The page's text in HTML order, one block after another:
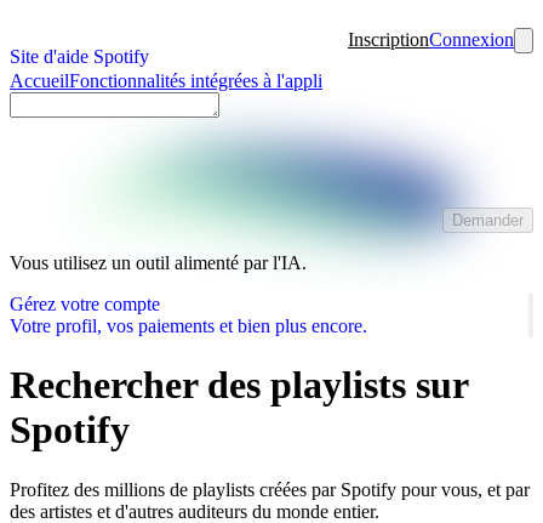
Site d'aide Spotify
InscriptionConnexion
AccueilFonctionnalités intégrées à l'appli
Demander
Vous utilisez un outil alimenté par l'IA.
Gérez votre compte
Votre profil, vos paiements et bien plus encore.
Rechercher des playlists sur
Spotify
Profitez des millions de playlists créées par Spotify pour vous, et par
des artistes et d'autres auditeurs du monde entier.